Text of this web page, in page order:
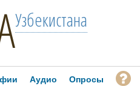
Узбекистана
Аудио Опросы